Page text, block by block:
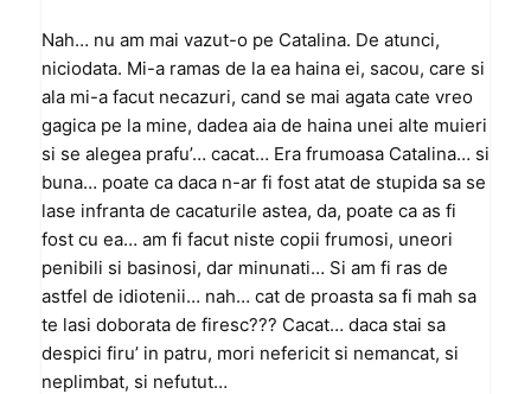
Nah… nu am mai vazut-o pe Catalina. De atunci,
niciodata. Mi-a ramas de la ea haina ei, sacou, care si
ala mi-a facut necazuri, cand se mai agata cate vreo
gagica pe la mine, dadea aia de haina unei alte muieri
si se alegea prafu’… cacat… Era frumoasa Catalina… si
buna… poate ca daca n-ar fi fost atat de stupida sa se
lase infranta de cacaturile astea, da, poate ca as fi
fost cu ea… am fi facut niste copii frumosi, uneori
penibili si basinosi, dar minunati… Si am fi ras de
astfel de idiotenii… nah… cat de proasta sa fi mah sa
te lasi doborata de firesc??? Cacat… daca stai sa
despici firu’ in patru, mori nefericit si nemancat, si
neplimbat, si nefutut…